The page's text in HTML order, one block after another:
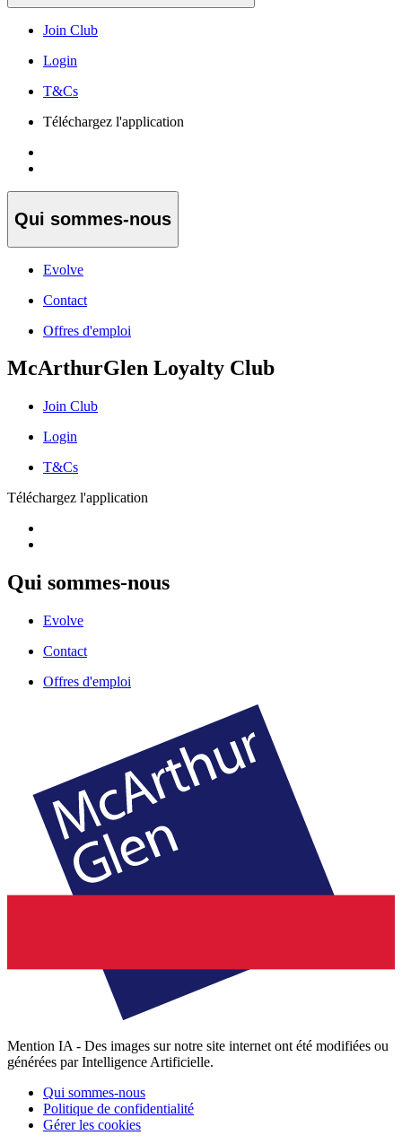
Join Club
Login
T&Cs
Téléchargez l'application
Qui sommes-nous
Evolve
Contact
Offres d'emploi
McArthurGlen Loyalty Club
Join Club
Login
T&Cs
Téléchargez l'application
Qui sommes-nous
Evolve
Contact
Offres d'emploi
Mention IA - Des images sur notre site internet ont été modifiées ou
générées par Intelligence Artificielle.
Qui sommes-nous
Politique de confidentialité
Gérer les cookies